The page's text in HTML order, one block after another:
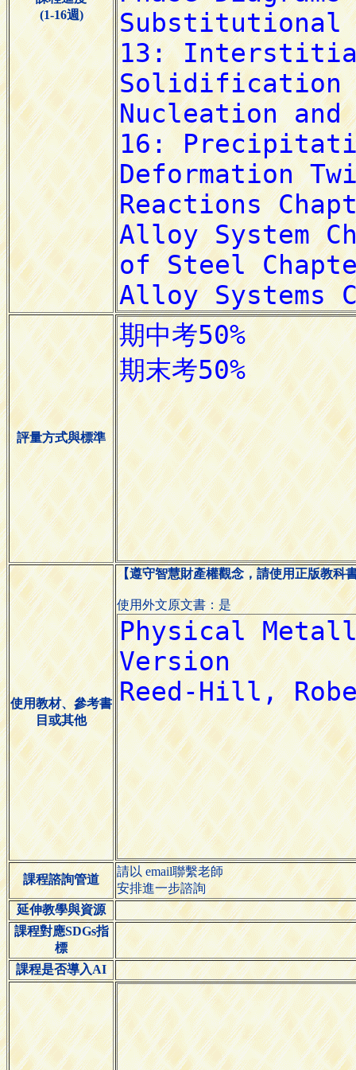
(1-16週)
評量方式與標準
使用教材、參考書
目或其他
【遵守智慧財產權觀念，請使用正版教科
使用外文原文書：是
課程諮詢管道
請以 email聯繫老師
安排進一步諮詢
延伸教學與資源
課程對應SDGs指
標
課程是否導入AI